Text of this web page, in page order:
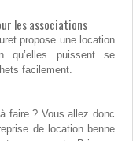
les associations
propose une location
qu’elles puissent se
facilement.
faire ? Vous allez donc
de location benne